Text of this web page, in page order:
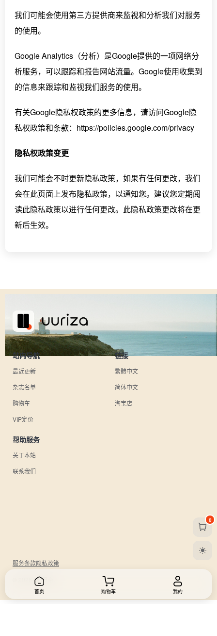
我们可能会使用第三方提供商来监视和分析我们对服务
的使用。
Google Analytics（分析）是Google提供的一项网络分
析服务，可以跟踪和报告网站流量。Google使用收集到
的信息来跟踪和监视我们服务的使用。
有关Google隐私权政策的更多信息，请访问Google隐
私权政策和条款：https://policies.google.com/privacy
隐私权政策变更
我们可能会不时更新隐私政策，如果有任何更改，我们
会在此页面上发布隐私政策，以通知您。建议您定期阅
读此隐私政策以进行任何更改。此隐私政策更改将在更
新后生效。
站内导航
最近更新
杂志名单
购物车
VIP定价
链接
繁體中文
简体中文
淘宝店
帮助服务
关于本站
联系我们
服务条款隐私政策
© 2026 UU日杂.
0
首页 购物车 我的